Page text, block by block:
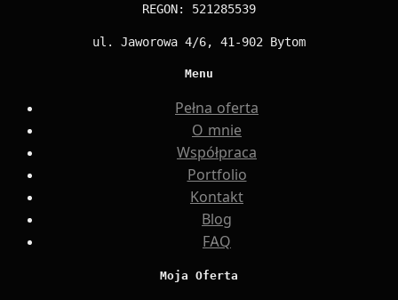
REGON: 521285539
ul. Jaworowa 4/6, 41-902 Bytom
Menu
Pełna oferta
O mnie
Współpraca
Portfolio
Kontakt
Blog
FAQ
Moja Oferta